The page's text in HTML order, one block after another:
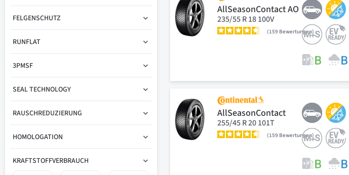
AllSeasonContact AO
235/55 R 18 100V
159 Bewertungen
AllSeasonContact
255/45 R 20 101T
159 Bewertungen
FELGENSCHUTZ
RUNFLAT
3PMSF
SEAL TECHNOLOGY
RAUSCHREDUZIERUNG
HOMOLOGATION
KRAFTSTOFFVERBRAUCH